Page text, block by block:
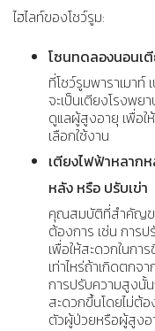
ไฮไลท์ของโชว์รูม:
โซนทดลองนอนเ
ที่โชว์รูมพาราเมาท์
จะเป็นเตียงโรงพ
ดูแลผู้สูงอายุ เพื่อ
เลือกใช้งาน
เตียงไฟฟ้าหลาก
หลัง หรือ ปรับเข่า
คุณสมบัติที่สำคัญข
ต้องการ เช่น การ
เพื่อให้สะดวกในก
เท่าไหร่ถ้าเกิดตกจ
การปรับความสูงนั้
สะดวกขึ้นโดยไม่ต้
ตัวผู้ป่วยหรือผู้สูงอ